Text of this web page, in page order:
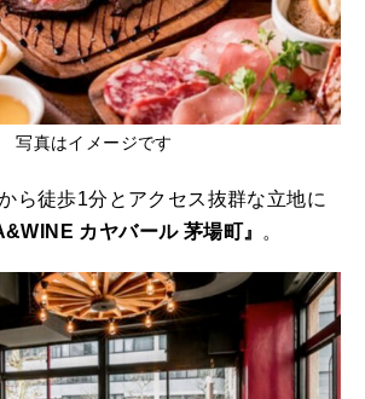
写真はイメージです
ら徒歩1分とアクセス抜群な立地に
カヤバール 茅場町』 。